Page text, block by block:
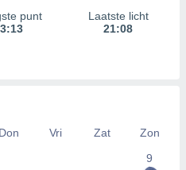
punt
Laatste licht
21:08
Don Vri Zat
Zon
9